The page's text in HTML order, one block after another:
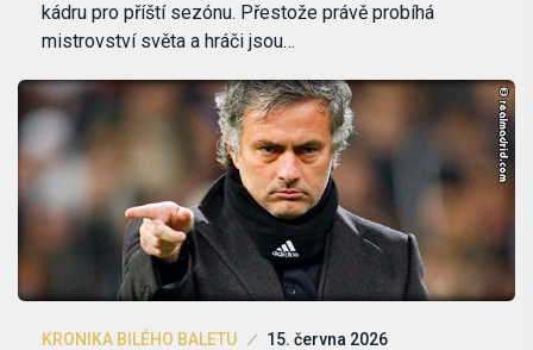
kádru pro příští sezónu. Přestože právě probíhá
mistrovství světa a hráči jsou…
KRONIKA BILÉHO BALETU 15. června 2026